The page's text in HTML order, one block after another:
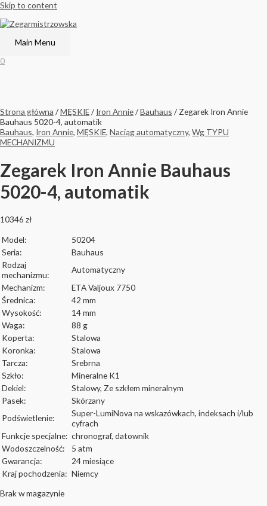
Skip to content
Main Menu
0
Strona główna /MĘSKIE/ Iron Annie/Bauhaus / Zegarek Iron Annie
Bauhaus 5020-4, automatik
Bauhaus, Iron Annie, MĘSKIE, Naciąg automatyczny, Wg TYPU
MECHANIZMU
Zegarek Iron Annie Bauhaus
5020-4, automatik
10346 zł
Model:
50204
Seria:
Bauhaus
Rodzaj
mechanizmu:
Automatyczny
Mechanizm:
ETA Valjoux 7750
Średnica:
42 mm
Wysokość:
14 mm
Waga:
88 g
Koperta:
Stalowa
Koronka:
Stalowa
Tarcza:
Srebrna
Szkło:
Mineralne K1
Dekiel:
Stalowy, Ze szkłem mineralnym
Pasek:
Skórzany
Podświetlenie:
Super-LumiNova na wskazówkach, indeksach i/lub
cyfrach
Funkcje specjalne: chronograf, datownik
Wodoszczelność:
5 atm
Gwarancja:
24 miesiące
Kraj pochodzenia: Niemcy
Brak w magazynie